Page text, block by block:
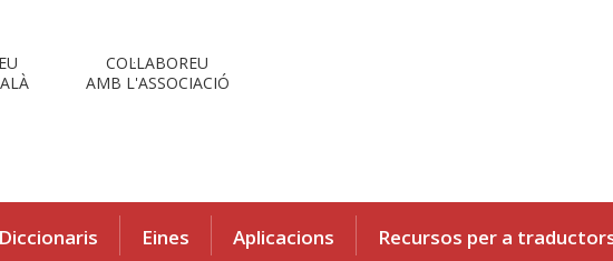
COL·LABOREU
AMB L'ASSOCIACIÓ
Diccionaris Eines Aplicacions Recursos per a